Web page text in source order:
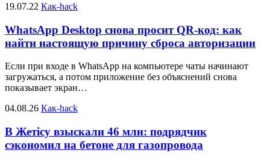
19.07.22 Как-hack
WhatsApp Desktop снова просит QR-код: как
найти настоящую причину сброса авторизации
Если при входе в WhatsApp на компьютере чаты начинают
загружаться, а потом приложение без объяснений снова
показывает экран…
04.08.26 Как-hack
В Жетісу взыскали 46 млн: подрядчик
сэкономил на бетоне для газопровода